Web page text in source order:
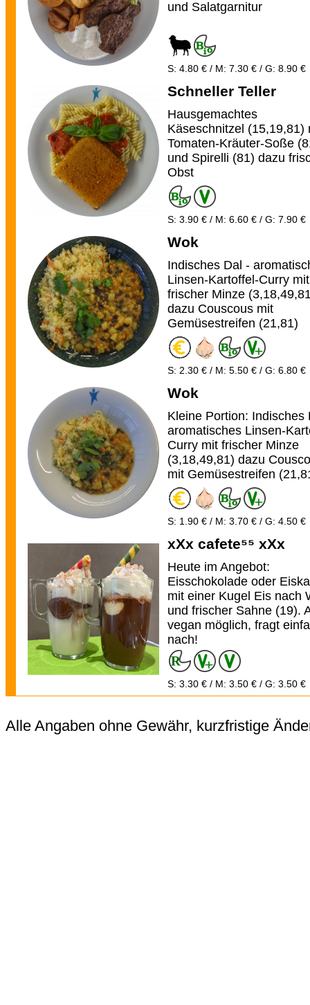
und Salatgarnitur
S: 4.80 € / M: 7.30 € / G: 8.90 €
Schneller Teller
Hausgemachtes
Käseschnitzel (15,19,81)
Tomaten-Kräuter-Soße
und Spirelli (81) dazu
Obst
S: 3.90 € / M: 6.60 € / G: 7.90 €
Wok
Indisches Dal -
Linsen-Kartoffel-Curry mit
frischer Minze
dazu Couscous mit
Gemüsestreifen (21,81)
S: 2.30 € / M: 5.50 € / G: 6.80 €
Wok
Kleine Portion: Indisches
aromatisches Linsen-
Curry mit frischer Minze
(3,18,49,81) dazu
mit Gemüsestreifen
S: 1.90 € / M: 3.70 € / G: 4.50 €
xXx cafete⁵⁵ xXx
Heute im Angebot:
Eisschokolade oder
mit einer Kugel Eis nach
und frischer Sahne (19).
vegan möglich, fragt
nach!
S: 3.30 € / M: 3.50 € / G: 3.50 €
Alle Angaben ohne Gewähr, kurzfristige